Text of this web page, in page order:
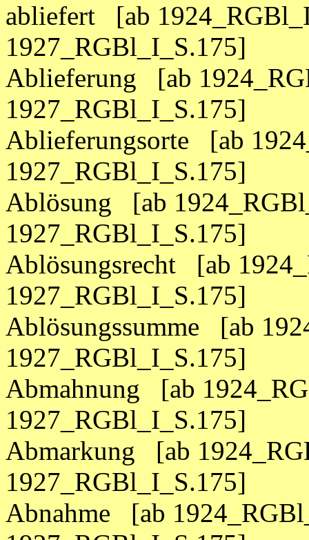
abliefert [ab
1927_RGBl_I_S.175]
Ablieferung [ab
1927_RGBl_I_S.175]
Ablieferungsorte [ab
1927_RGBl_I_S.175]
Ablösung [ab
1927_RGBl_I_S.175]
Ablösungsrecht [ab
1927_RGBl_I_S.175]
Ablösungssumme [ab
1927_RGBl_I_S.175]
Abmahnung [ab
1927_RGBl_I_S.175]
Abmarkung [ab
1927_RGBl_I_S.175]
Abnahme [ab